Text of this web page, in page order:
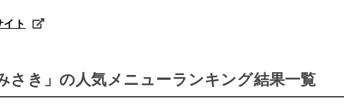
ト
さき」の人気メニューランキング結果一覧